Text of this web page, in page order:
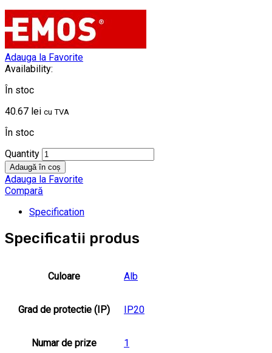
Adauga la Favorite
Availability:
În stoc
40.67 lei cu TVA
În stoc
Quantity
Adaugă în coș
Adauga la Favorite
Compară
Specification
Specificatii produs
Culoare Alb
Grad de protectie (IP) IP20
Numar de prize 1